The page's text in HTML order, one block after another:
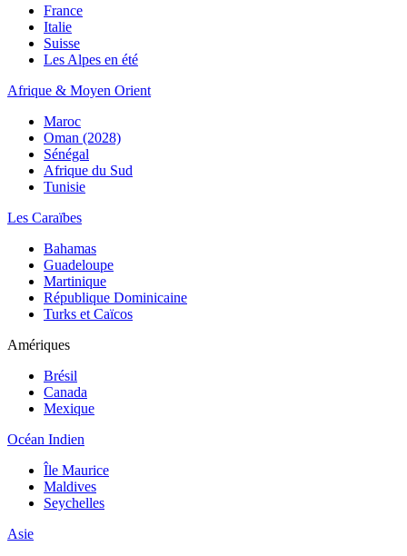
France
Italie
Suisse
Les Alpes en été
Afrique & Moyen Orient
Maroc
Oman (2028)
Sénégal
Afrique du Sud
Tunisie
Les Caraïbes
Bahamas
Guadeloupe
Martinique
République Dominicaine
Turks et Caïcos
Amériques
Brésil
Canada
Mexique
Océan Indien
Île Maurice
Maldives
Seychelles
Asie